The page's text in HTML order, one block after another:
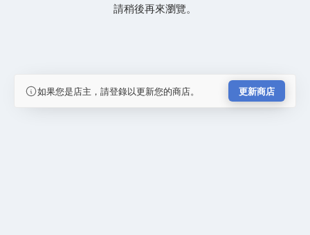
請稍後再來瀏覽。
如果您是店主，請登錄以更新您的商店。 更新商店